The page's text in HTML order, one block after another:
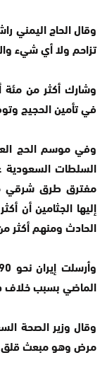
وقال الحاج اليمني
تزاحم ولا أي شيء
في تأمين الحجيج
السلطات السعودية
مفترق طرق شرقي
الحادث ومنهم أكثر من 400
الماضي بسبب خلاف
وقال وزير الصحة
مرض وهو مبعث قلق